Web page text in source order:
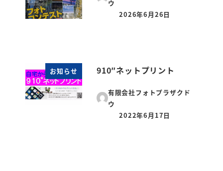
ウ
投稿日
2026年6月26日
お知らせ 910″ネットプリント
有限会社フォトプラザクド
ウ
投稿日
2022年6月17日